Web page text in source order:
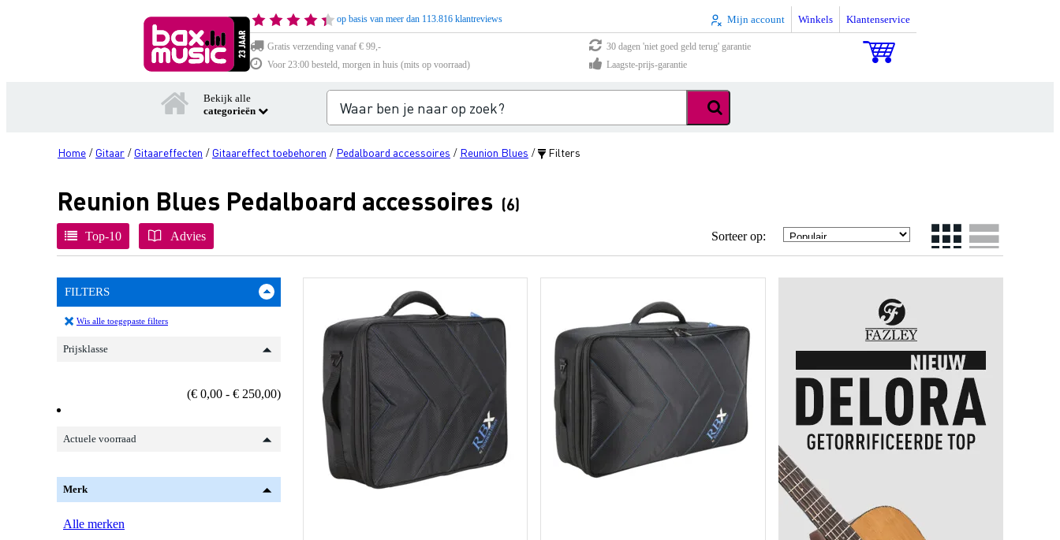
op basis van meer dan 113.816 klantreviews Mijn account Winkels Klantenservice
Gratis verzending vanaf € 99,-
30 dagen 'niet goed geld terug' garantie
Voor 23:00 besteld, morgen in huis (mits op voorraad)
Laagste-prijs-garantie
Bekijk alle
categorieën
Home / Gitaar / Gitaareffecten / Gitaareffect toebehoren / Pedalboard accessoires / Reunion Blues / Filters
Reunion Blues Pedalboard accessoires (6)
Top-10 Advies Sorteer op:
FILTERS
Wis alle toegepaste filters
Prijsklasse
(€ 0,00 - € 250,00)
Actuele voorraad
Merk
Alle merken